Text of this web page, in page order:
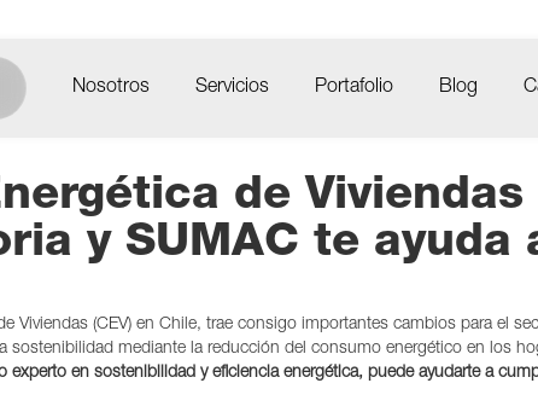
Nosotros Servicios Portafolio Blog
de Viviendas
y SUMAC te ayuda
Viviendas (CEV) en Chile, trae consigo importantes cambios para el
sostenibilidad mediante la reducción del consumo energético en los
experto en sostenibilidad y eficiencia energética, puede ayudarte a